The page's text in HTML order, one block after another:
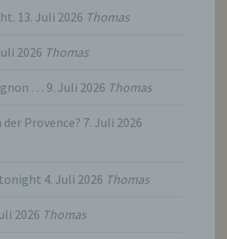
13. Juli 2026 Thomas
2026 Thomas
… 9. Juli 2026 Thomas
Provence? 7. Juli 2026
4. Juli 2026 Thomas
2026 Thomas
befugt sind, die
ist jede von der betroffenen
für den bestimmten Fall in
und unmissverständlich
oder einer sonstigen
bestätigenden Handlung, mit der
der sie betreffenden